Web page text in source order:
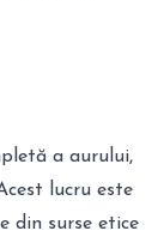
a aurului,
lucru este
din surse etice